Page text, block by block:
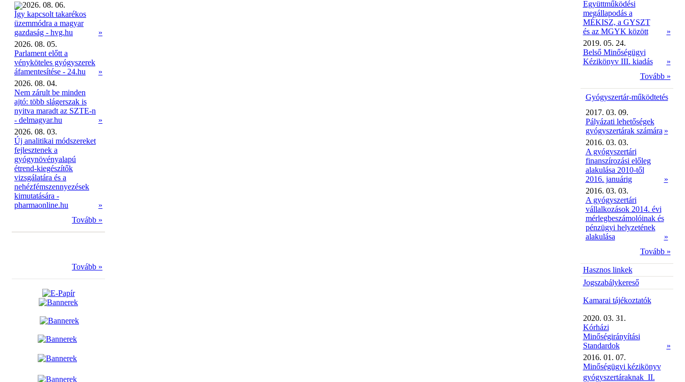
2026. 08. 06.
Így kapcsolt takarékos
üzemmódra a magyar
gazdaság - hvg.hu
»
2026. 08. 05.
Parlament előtt a
vényköteles gyógyszerek
áfamentesítése - 24.hu
»
2026. 08. 04.
Nem zárult be minden
ajtó: több slágerszak is
nyitva maradt az SZTE-n
- delmagyar.hu
»
2026. 08. 03.
Új analitikai módszereket
fejlesztenek a
gyógynövényalapú
étrend-kiegészítők
vizsgálatára és a
nehézfémszennyezések
kimutatására -
pharmaonline.hu
»
Tovább »
Tovább »
Együttműködési
megállapodás a
MÉKISZ, a GYSZT
és az MGYK között
»
2019. 05. 24.
Belső Minőségügyi
Kézikönyv III. kiadás
»
Tovább »
Gyógyszertár-működtetés
2017. 03. 09.
Pályázati lehetőségek
gyógyszertárak számára »
2016. 03. 03.
A gyógyszertári
finanszírozási előleg
alakulása 2010-től
2016. januárig
»
2016. 03. 03.
A gyógyszertári
vállalkozások 2014. évi
mérlegbeszámolóinak és
pénzügyi helyzetének
alakulása
»
Tovább »
Hasznos linkek
Jogszabálykereső
Kamarai tájékoztatók
2020. 03. 31.
Kórházi
Minőségirányítási
Standardok
»
2016. 01. 07.
Minőségügyi kézikönyv
gyógyszertáraknak  II.